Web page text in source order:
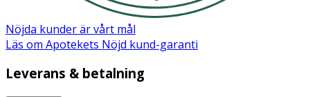
Nöjda kunder är vårt mål
Läs om Apotekets Nöjd kund-garanti
Leverans & betalning